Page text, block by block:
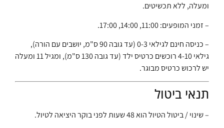
ומעלה, ללא תכשיטים.
– זמני המופעים: 11:00, 14:00, 17:00.
– כניסה חינם לגילאי 0-3 (עד גובה 90 ס"מ, יושבים עם הורה),
גילאי 4-10 רוכשים כרטיס ילד (עד גובה 130 ס"מ), ומגיל 11 ומעלה
יש לרכוש כרטיס מבוגר.
תנאי ביטול
– שינוי / ביטול הטיול הוא 48 שעות לפני בוקר היציאה לטיול.